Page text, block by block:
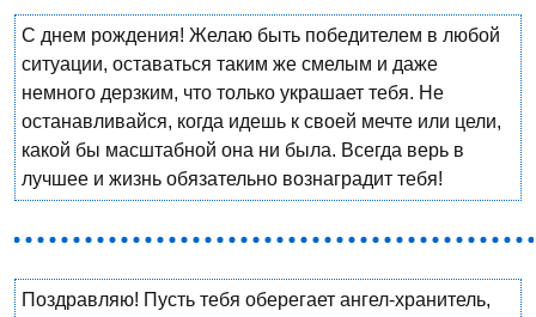
С днем рождения! Желаю быть победителем в любой
ситуации, оставаться таким же смелым и даже
немного дерзким, что только украшает тебя. Не
останавливайся, когда идешь к своей мечте или цели,
какой бы масштабной она ни была. Всегда верь в
лучшее и жизнь обязательно вознаградит тебя!
Поздравляю! Пусть тебя оберегает ангел-хранитель,